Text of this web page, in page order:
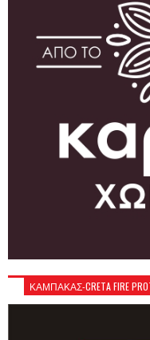
ΚΑΜΠΑΚΑΣ-CRETA FIRE